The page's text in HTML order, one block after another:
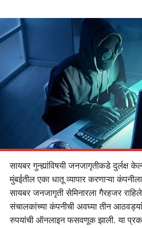
सायबर गुन्ह्यांविषयी जनजागृतीकडे दुर्लक्ष
मुंबईतील एका धातू व्यापार करणाऱ्या
सायबर जनजागृती सेमिनारला गैरहजर
संचालकांच्या कंपनीची अवघ्या तीन
रुपयांची ऑनलाइन फसवणूक झाली. या